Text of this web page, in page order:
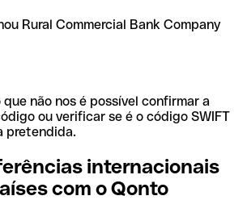
Rural Commercial Bank Company
não nos é possível confirmar a
ou verificar se é o código SWIFT
pretendida.
internacionais
com o Qonto